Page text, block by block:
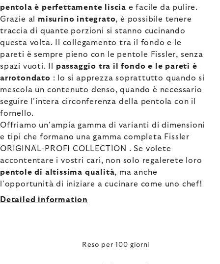
pentola è perfettamente liscia e facile da pulire.
Grazie al
misurino integrato, è possibile tenere
traccia di quante porzioni si stanno cucinando
questa volta. Il collegamento tra il fondo e le
pareti è sempre pieno con le pentole Fissler, senza
spazi vuoti. Il passaggio tra il fondo e le pareti è
arrotondato : lo si apprezza soprattutto quando si
mescola un contenuto denso, quando è necessario
seguire l'intera circonferenza della pentola con il
fornello.
Offriamo un'ampia gamma di varianti di dimensioni
e tipi che formano una gamma completa Fissler
ORIGINAL-PROFI COLLECTION . Se volete
accontentare i vostri cari, non solo regalerete loro
pentole di altissima qualità, ma anche
l'opportunità di iniziare a cucinare come uno chef!
Detailed information
Reso per 100 giorni